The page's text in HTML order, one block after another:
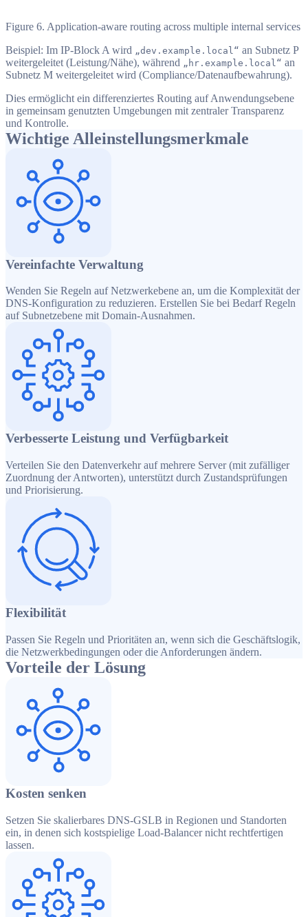
Figure 6. Application-aware routing across multiple internal services
Beispiel: Im IP-Block A wird „dev.example.local“ an Subnetz P
weitergeleitet (Leistung/Nähe), während „hr.example.local“ an
Subnetz M weitergeleitet wird (Compliance/Datenaufbewahrung).
Dies ermöglicht ein differenziertes Routing auf Anwendungsebene
in gemeinsam genutzten Umgebungen mit zentraler Transparenz
und Kontrolle.
Wichtige Alleinstellungsmerkmale
Vereinfachte Verwaltung
Wenden Sie Regeln auf Netzwerkebene an, um die Komplexität der
DNS-Konfiguration zu reduzieren. Erstellen Sie bei Bedarf Regeln
auf Subnetzebene mit Domain-Ausnahmen.
Verbesserte Leistung und Verfügbarkeit
Verteilen Sie den Datenverkehr auf mehrere Server (mit zufälliger
Zuordnung der Antworten), unterstützt durch Zustandsprüfungen
und Priorisierung.
Flexibilität
Passen Sie Regeln und Prioritäten an, wenn sich die Geschäftslogik,
die Netzwerkbedingungen oder die Anforderungen ändern.
Vorteile der Lösung
Kosten senken
Setzen Sie skalierbares DNS-GSLB in Regionen und Standorten
ein, in denen sich kostspielige Load-Balancer nicht rechtfertigen
lassen.